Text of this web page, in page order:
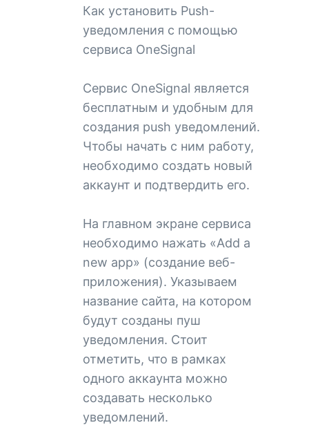
Как установить Push-
уведомления с помощью
сервиса OneSignal
Сервис OneSignal является
бесплатным и удобным для
создания push уведомлений.
Чтобы начать с ним работу,
необходимо создать новый
аккаунт и подтвердить его.
На главном экране сервиса
необходимо нажать «Add a
new app» (создание веб-
приложения). Указываем
название сайта, на котором
будут созданы пуш
уведомления. Стоит
отметить, что в рамках
одного аккаунта можно
создавать несколько
уведомлений.